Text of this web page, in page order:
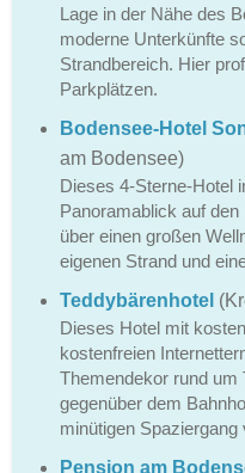
Lage in der Nähe des
moderne Unterkünfte
Strandbereich. Hier
Parkplätzen.
Bodensee-Hotel
am Bodensee)
Dieses 4-Sterne-Hotel
Panoramablick auf
über einen großen
eigenen Strand und
Teddybärenhotel
Dieses Hotel mit
kostenfreien
Themendekor rund um
gegenüber dem
minütigen
Pension am